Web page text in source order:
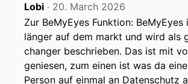
Lobi ‧ 20. March 2026
Zur BeMyEyes Funktion:
länger auf dem markt und wird als
changer beschrieben. Das ist mit
geniesen, zum einen ist was da
Person auf einmal an Datenschutz